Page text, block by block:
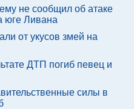
не сообщил об атаке
юге Ливана
от укусов змей на
ДТП погиб певец и
силы в